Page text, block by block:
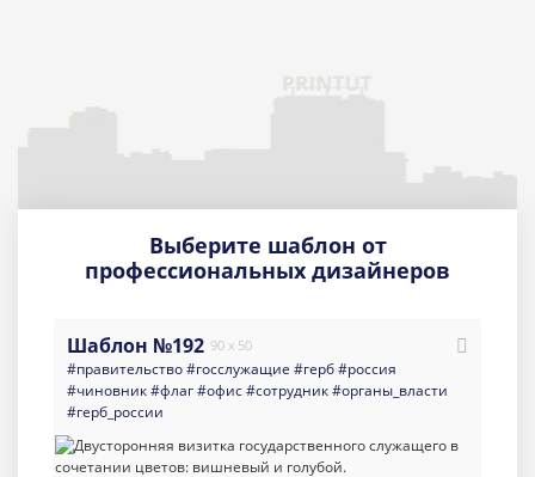
Выберите шаблон от
профессиональных дизайнеров
Шаблон №192 90 x 50
#правительство#госслужащие #герб#россия
#чиновник#флаг#офис#сотрудник#органы_власти
#герб_россии